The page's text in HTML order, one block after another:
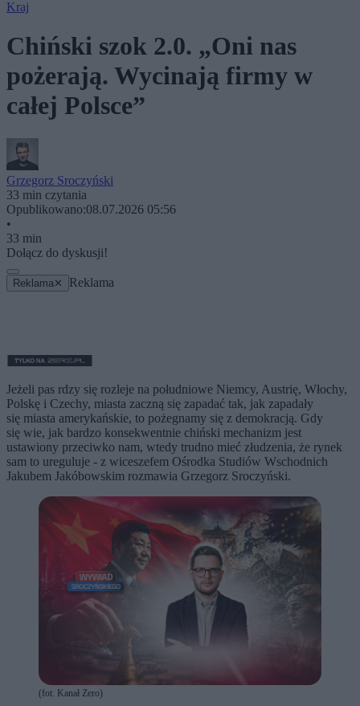
Kraj
Chiński szok 2.0. „Oni nas
pożerają. Wycinają firmy w
całej Polsce”
Grzegorz Sroczyński
33 min czytania
Opublikowano:08.07.2026 05:56
•
33 min
Dołącz do dyskusji!
Reklama ✕ Reklama
Jeżeli pas rdzy się rozleje na południowe Niemcy, Austrię, Włochy,
Polskę i Czechy, miasta zaczną się zapadać tak, jak zapadały
się miasta amerykańskie, to pożegnamy się z demokracją. Gdy
się wie, jak bardzo konsekwentnie chiński mechanizm jest
ustawiony przeciwko nam, wtedy trudno mieć złudzenia, że rynek
sam to ureguluje - z wiceszefem Ośrodka Studiów Wschodnich
Jakubem Jakóbowskim rozmawia Grzegorz Sroczyński.
(fot. Kanał Zero)